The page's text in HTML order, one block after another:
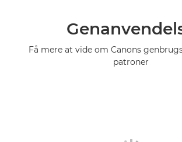
Få mere at vide om Canons
patroner